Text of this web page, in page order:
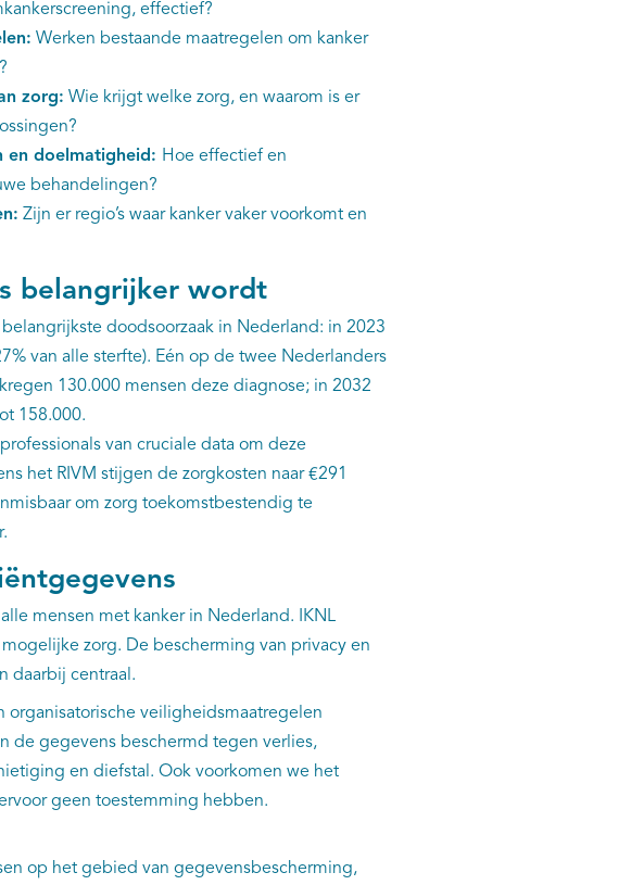
effectief?
Werken bestaande maatregelen om kanker
zorg: Wie krijgt welke zorg, en waarom is er
en doelmatigheid: Hoe effectief en
behandelingen?
Zijn er regio’s waar kanker vaker voorkomt en
belangrijker wordt
doodsoorzaak in Nederland: in 2023
van alle sterfte). Eén op de twee Nederlanders
130.000 mensen deze diagnose; in 2032
158.000.
van cruciale data om deze
het RIVM stijgen de zorgkosten naar €291
om zorg toekomstbestendig te
mensen met kanker in Nederland. IKNL
zorg. De bescherming van privacy en
daarbij centraal.
veiligheidsmaatregelen
de gegevens beschermd tegen verlies,
en diefstal. Ook voorkomen we het
geen toestemming hebben.
op het gebied van gegevensbescherming,